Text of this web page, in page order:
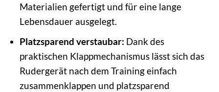
Materialien gefertigt und für eine lange
Lebensdauer ausgelegt.
Platzsparend verstaubar: Dank des
praktischen Klappmechanismus lässt sich das
Rudergerät nach dem Training einfach
zusammenklappen und platzsparend